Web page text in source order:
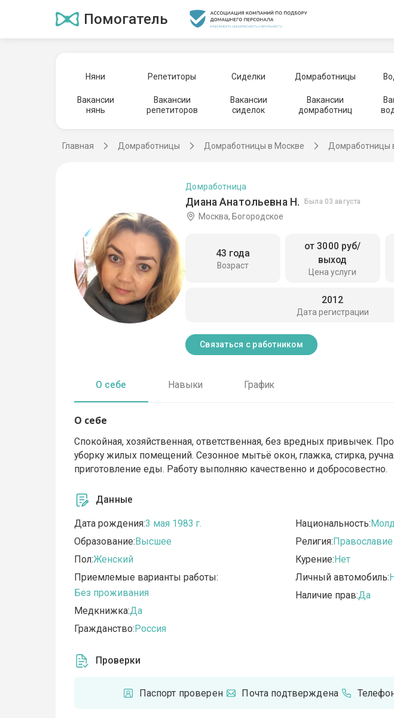
Помогатель
Няни Репетиторы Сиделки Домработницы
Вакансии
нянь
Вакансии
репетиторов
Вакансии
сиделок
Вакансии
домработниц
Главная Домработницы Домработницы в Москве Домработницы
Диана Анатольевна Н. Была 03 августа
Домработница
Москва, Богородское
Возраст
43 года
Цена услуги
от 3000 руб/
выход
Дата регистрации
2012
Связаться с работником
О себе Навыки График
О себе
Спокойная, хозяйственная, ответственная, без вредных привычек.
уборку жилых помещений. Сезонное мытьё окон, глажка, стирка,
приготовление еды. Работу выполняю качественно и добросовестно.
Данные
Дата рождения:3 мая 1983 г.
Образование:Высшее
Пол:Женский
Приемлемые варианты работы:
Без проживания
Медкнижка:Да
Гражданство:Россия
Национальность:
Религия:Православие
Курение:Нет
Личный автомобиль:
Наличие прав:Да
Проверки
Паспорт проверен Почта подтверждена